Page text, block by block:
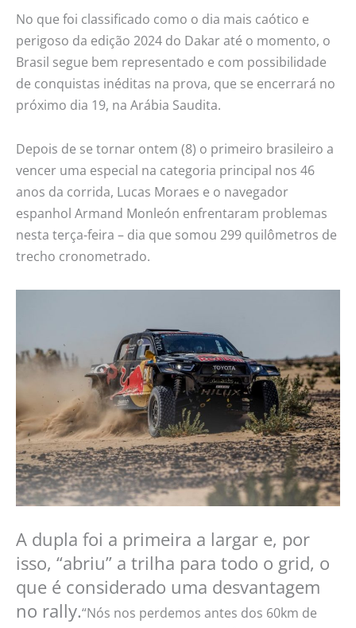
No que foi classificado como o dia mais caótico e
perigoso da edição 2024 do Dakar até o momento, o
Brasil segue bem representado e com possibilidade
de conquistas inéditas na prova, que se encerrará no
próximo dia 19, na Arábia Saudita.
Depois de se tornar ontem (8) o primeiro brasileiro a
vencer uma especial na categoria principal nos 46
anos da corrida, Lucas Moraes e o navegador
espanhol Armand Monleón enfrentaram problemas
nesta terça-feira – dia que somou 299 quilômetros de
trecho cronometrado.
A dupla foi a primeira a largar e, por
isso, “abriu” a trilha para todo o grid, o
que é considerado uma desvantagem
no rally.“Nós nos perdemos antes dos 60km de